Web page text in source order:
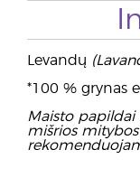
Levandų
*100 % grynas
Maisto
mišrios mitybos